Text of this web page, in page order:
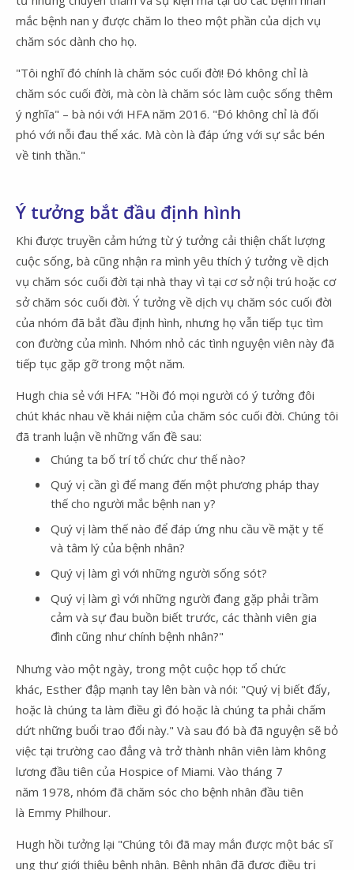
mắc bệnh nan y được chăm lo theo một phần của dịch vụ
chăm sóc dành cho họ.
"Tôi nghĩ đó chính là chăm sóc cuối đời! Đó không chỉ là
chăm sóc cuối đời, mà còn là chăm sóc làm cuộc sống thêm
ý nghĩa" – bà nói với HFA năm 2016. "Đó không chỉ là đối
phó với nỗi đau thể xác. Mà còn là đáp ứng với sự sắc bén
về tinh thần."
Ý tưởng bắt đầu định hình
Khi được truyền cảm hứng từ ý tưởng cải thiện chất lượng
cuộc sống, bà cũng nhận ra mình yêu thích ý tưởng về dịch
vụ chăm sóc cuối đời tại nhà thay vì tại cơ sở nội trú hoặc cơ
sở chăm sóc cuối đời. Ý tưởng về dịch vụ chăm sóc cuối đời
của nhóm đã bắt đầu định hình, nhưng họ vẫn tiếp tục tìm
con đường của mình. Nhóm nhỏ các tình nguyện viên này đã
tiếp tục gặp gỡ trong một năm.
Hugh chia sẻ với HFA: "Hồi đó mọi người có ý tưởng đôi
chút khác nhau về khái niệm của chăm sóc cuối đời. Chúng tôi
đã tranh luận về những vấn đề sau:
Chúng ta bố trí tổ chức chư thế nào?
Quý vị cần gì để mang đến một phương pháp thay
thế cho người mắc bệnh nan y?
Quý vị làm thế nào để đáp ứng nhu cầu về mặt y tế
và tâm lý của bệnh nhân?
Quý vị làm gì với những người sống sót?
Quý vị làm gì với những người đang gặp phải trầm
cảm và sự đau buồn biết trước, các thành viên gia
đình cũng như chính bệnh nhân?"
Nhưng vào một ngày, trong một cuộc họp tổ chức
khác, Esther đập mạnh tay lên bàn và nói: "Quý vị biết đấy,
hoặc là chúng ta làm điều gì đó hoặc là chúng ta phải chấm
dứt những buổi trao đổi này." Và sau đó bà đã nguyện sẽ bỏ
việc tại trường cao đẳng và trở thành nhân viên làm không
lương đầu tiên của Hospice of Miami. Vào tháng 7
năm 1978, nhóm đã chăm sóc cho bệnh nhân đầu tiên
là Emmy Philhour.
Hugh hồi tưởng lại "Chúng tôi đã may mắn được một bác sĩ
ung thư giới thiệu bệnh nhân. Bệnh nhân đã được điều trị